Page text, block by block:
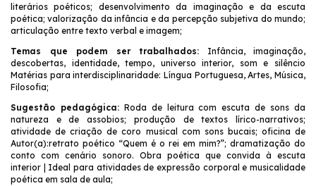
literários poéticos; desenvolvimento da imaginação e da escuta
poética; valorização da infância e da percepção subjetiva do mundo;
articulação entre texto verbal e imagem;
Temas que podem ser trabalhados: Infância, imaginação,
descobertas, identidade, tempo, universo interior, som e silêncio
Matérias para interdisciplinaridade: Língua Portuguesa, Artes, Música,
Filosofia;
Sugestão pedagógica:Roda de leitura com escuta de sons da
natureza e de assobios; produção de textos lírico-narrativos;
atividade de criação de coro musical com sons bucais; oficina de
Autor(a):retrato poético “Quem é o rei em mim?”; dramatização do
conto com cenário sonoro. Obra poética que convida à escuta
interior | Ideal para atividades de expressão corporal e musicalidade
poética em sala de aula;